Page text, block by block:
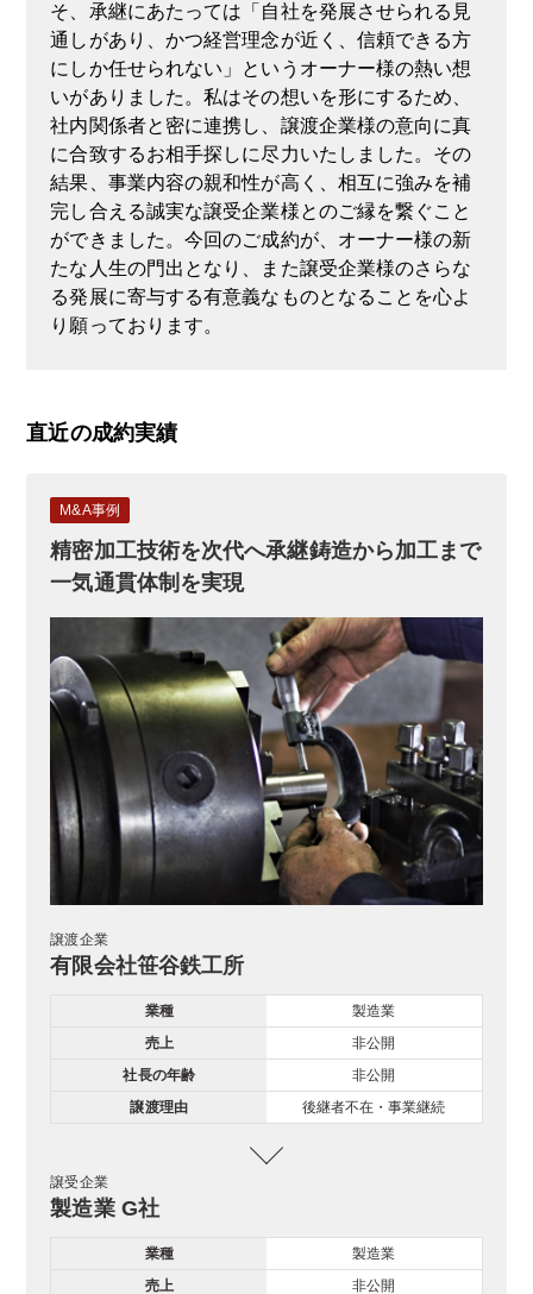
そ、承継にあたっては「自社を発展させられる見
通しがあり、かつ経営理念が近く、信頼できる方
にしか任せられない」というオーナー様の熱い想
いがありました。私はその想いを形にするため、
社内関係者と密に連携し、譲渡企業様の意向に真
に合致するお相手探しに尽力いたしました。その
結果、事業内容の親和性が高く、相互に強みを補
完し合える誠実な譲受企業様とのご縁を繋ぐこと
ができました。今回のご成約が、オーナー様の新
たな人生の門出となり、また譲受企業様のさらな
る発展に寄与する有意義なものとなることを心よ
り願っております。
直近の成約実績
M&A事例
精密加工技術を次代へ承継鋳造から加工まで
一気通貫体制を実現
譲渡企業
有限会社笹谷鉄工所
業種
製造業
売上
非公開
社長の年齢
非公開
譲渡理由
後継者不在・事業継続
譲受企業
製造業 G社
業種
製造業
売上
非公開